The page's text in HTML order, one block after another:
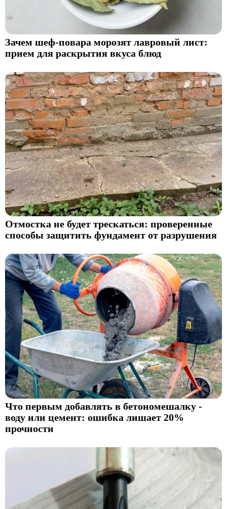
Зачем шеф-повара морозят лавровый лист:
прием для раскрытия вкуса блюд
Отмостка не будет трескаться: проверенные
способы защитить фундамент от разрушения
Что первым добавлять в бетономешалку -
воду или цемент: ошибка лишает 20%
прочности